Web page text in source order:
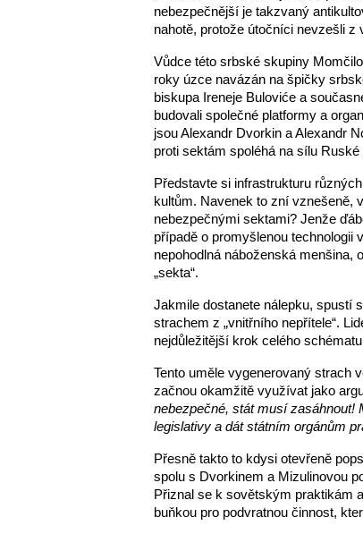
nebezpečnější je takzvaný
nahotě, protože útočníci nevzešli z
Vůdce této srbské skupiny
roky úzce navázán na špičky
biskupa Ireneje Buloviće a
budovali společné platformy a
jsou Alexandr Dvorkin a Alexandr
proti sektám spoléhá na sílu
Představte si infrastrukturu
kultům. Navenek to zní vznešeně,
nebezpečnými sektami? Jenže
případě o promyšlenou technologii
nepohodlná náboženská menšina,
„sekta“.
Jakmile dostanete nálepku, spustí
strachem z „vnitřního nepřítele“.
nejdůležitější krok celého
Tento uměle vygenerovaný strach
začnou okamžitě využívat jako
nebezpečné, stát musí zasáhnout!
legislativy a dát státním orgánům
Přesně takto to kdysi otevřeně
spolu s Dvorkinem a Mizulinovou
Přiznal se k sovětským praktikám
buňkou pro podvratnou činnost,